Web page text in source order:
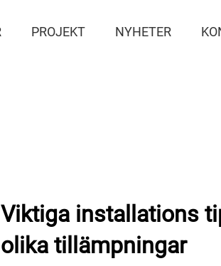
PROJEKT NYHETER
Viktiga installations
olika tillämpningar